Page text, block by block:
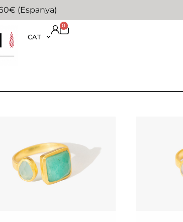
(Espanya)
CAT
0